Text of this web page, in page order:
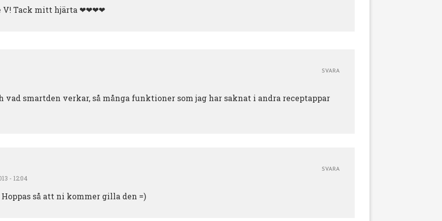
V! Tack mitt hjärta ❤❤❤❤
vad smartden verkar, så många funktioner som jag har saknat i andra receptappar
SVARA
- 12:04
så att ni kommer gilla den =)
SVARA